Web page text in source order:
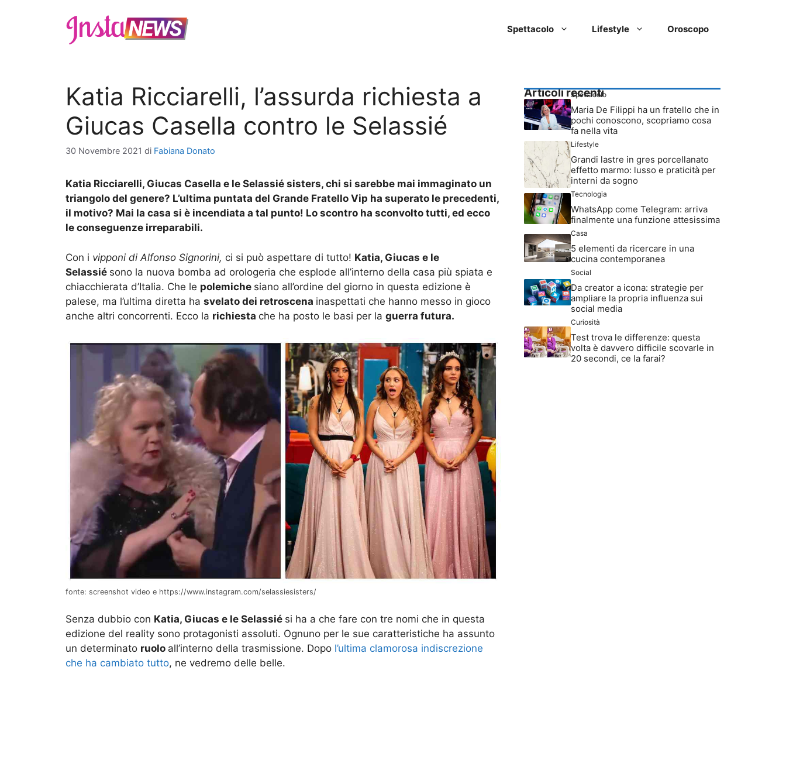
Spettacolo Lifestyle Oroscopo
Katia Ricciarelli, l’assurda richiesta a
Giucas Casella contro le Selassié
30 Novembre 2021 di Fabiana Donato
Katia Ricciarelli, Giucas Casella e le Selassié sisters, chi si sarebbe mai immaginato un
triangolo del genere? L’ultima puntata del Grande Fratello Vip ha superato le precedenti,
il motivo? Mai la casa si è incendiata a tal punto! Lo scontro ha sconvolto tutti, ed ecco
le conseguenze irreparabili.
Con i vipponi di Alfonso Signorini, ci si può aspettare di tutto! Katia, Giucas e le
Selassié sono la nuova bomba ad orologeria che esplode all’interno della casa più spiata e
chiacchierata d’Italia. Che le polemiche siano all’ordine del giorno in questa edizione è
palese, ma l’ultima diretta ha svelato dei retroscena inaspettati che hanno messo in gioco
anche altri concorrenti. Ecco la richiesta che ha posto le basi per la guerra futura.
fonte: screenshot video e https://www.instagram.com/selassiesisters/
Senza dubbio con Katia, Giucas e le Selassié si ha a che fare con tre nomi che in questa
edizione del reality sono protagonisti assoluti. Ognuno per le sue caratteristiche ha assunto
un determinato ruolo all’interno della trasmissione. Dopo l’ultima clamorosa indiscrezione
che ha cambiato tutto, ne vedremo delle belle.
Articoli recenti
Spettacolo
Maria De Filippi ha un fratello che in
pochi conoscono, scopriamo cosa
fa nella vita
Lifestyle
Grandi lastre in gres porcellanato
effetto marmo: lusso e praticità per
interni da sogno
Tecnologia
WhatsApp come Telegram: arriva
finalmente una funzione attesissima
Casa
5 elementi da ricercare in una
cucina contemporanea
Social
Da creator a icona: strategie per
ampliare la propria influenza sui
social media
Curiosità
Test trova le differenze: questa
volta è davvero difficile scovarle in
20 secondi, ce la farai?